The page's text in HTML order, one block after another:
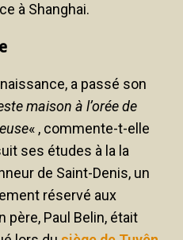
à Shanghai.
a passé son
maison à l’orée de
« , commente-t-elle
ses études à la la
de Saint-Denis, un
réservé aux
père, Paul Belin, était